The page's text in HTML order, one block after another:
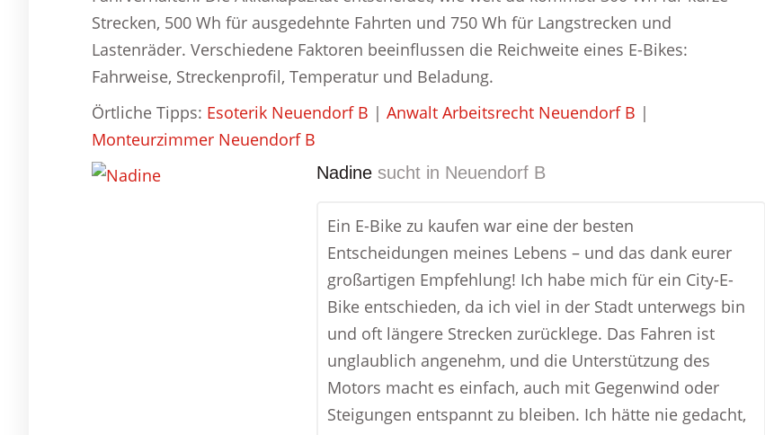
Strecken, 500 Wh für ausgedehnte Fahrten und 750 Wh für Langstrecken und
Lastenräder. Verschiedene Faktoren beeinflussen die Reichweite eines E-Bikes:
Fahrweise, Streckenprofil, Temperatur und Beladung.
Örtliche Tipps: Esoterik Neuendorf B | Anwalt Arbeitsrecht Neuendorf B |
Monteurzimmer Neuendorf B
Nadine sucht in Neuendorf B
Ein E-Bike zu kaufen war eine der besten
Entscheidungen meines Lebens – und das dank eurer
großartigen Empfehlung! Ich habe mich für ein City-E-
Bike entschieden, da ich viel in der Stadt unterwegs bin
und oft längere Strecken zurücklege. Das Fahren ist
unglaublich angenehm, und die Unterstützung des
Motors macht es einfach, auch mit Gegenwind oder
Steigungen entspannt zu bleiben. Ich hätte nie gedacht,